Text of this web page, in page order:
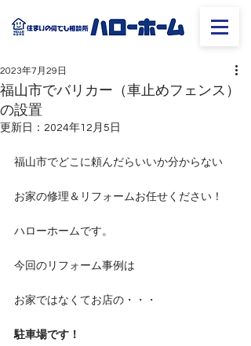
福山市でバリカー（車止めフェンス）
の設置
2023年7月29日
更新日： 2024年12月5日
福山市でどこに頼んだらいいか分からない
お家の修理＆リフォームお任せください！
ハローホームです。
今回のリフォーム事例は
お家ではなくてお店の・・・
駐車場です！